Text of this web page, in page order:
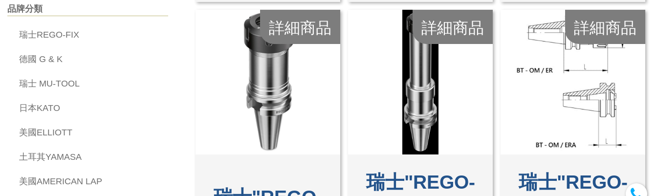
品牌分類
瑞士REGO-FIX
德國 G & K
瑞士 MU-TOOL
日本KATO
美國ELLIOTT
土耳其YAMASA
美國AMERICAN LAP
詳細商品 詳細商品
瑞士"REGO-
詳細商品
瑞士"REGO-